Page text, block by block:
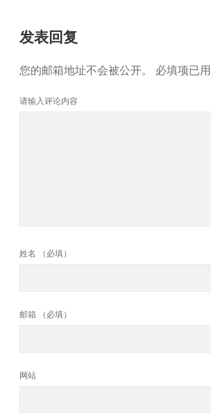
发表回复
您的邮箱地址不会被公开。 必填项已用
请输入评论内容
姓名 （必填）
邮箱 （必填）
网站